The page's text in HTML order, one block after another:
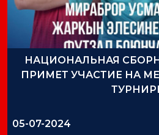
НАЦИОНАЛЬНАЯ
ПРИМЕТ УЧАСТИЕ НА
05-07-2024